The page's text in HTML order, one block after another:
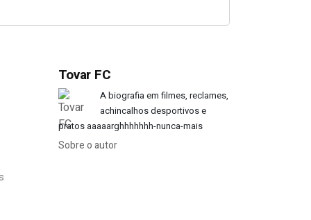
Tovar FC
A biografia em filmes, reclames,
achincalhos desportivos e
pratos aaaaarghhhhhhh-nunca-mais
Sobre o autor